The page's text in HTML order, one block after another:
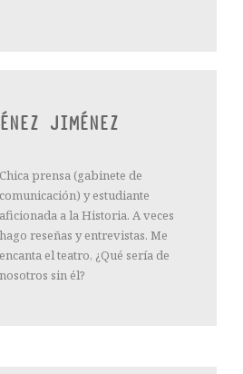
JIMÉNEZ
Chica prensa (gabinete de
comunicación) y estudiante
aficionada a la Historia. A veces
hago reseñas y entrevistas. Me
encanta el teatro, ¿Qué sería de
nosotros sin él?